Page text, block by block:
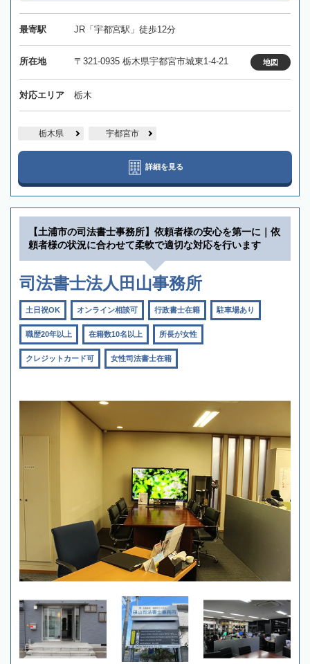
最寄駅 JR「宇都宮駅」徒歩12分
所在地 〒321-0935 栃木県宇都宮市城東1-4-21 地図
対応エリア 栃木
栃木県 宇都宮市
詳細を見る
【土浦市の司法書士事務所】依頼者様の安心を第一に｜依
頼者様の状況に合わせて柔軟で適切な対応を行います
司法書士法人田山事務所
土日祝OK オンライン相談可 行政書士在籍 駐車場あり
職歴20年以上 在籍数10名以上 所長が女性
クレジットカード可 女性司法書士在籍